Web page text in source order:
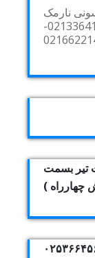
نارمک
|09127384085-02133641842-
تیر بسمت
چهارراه )
۰۹۱۲۷۳۸۴۰۸۵ ۰۲۵۳۶۶۴۵۶۱۰